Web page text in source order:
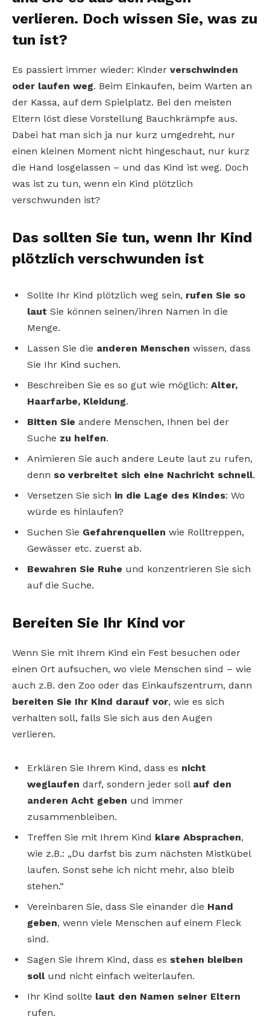
verlieren. Doch wissen Sie, was zu
tun ist?
Es passiert immer wieder: Kinder verschwinden
oder laufen weg. Beim Einkaufen, beim Warten an
der Kassa, auf dem Spielplatz. Bei den meisten
Eltern löst diese Vorstellung Bauchkrämpfe aus.
Dabei hat man sich ja nur kurz umgedreht, nur
einen kleinen Moment nicht hingeschaut, nur kurz
die Hand losgelassen – und das Kind ist weg. Doch
was ist zu tun, wenn ein Kind plötzlich
verschwunden ist?
Das sollten Sie tun, wenn Ihr Kind
plötzlich verschwunden ist
Sollte Ihr Kind plötzlich weg sein, rufen Sie so
laut Sie können seinen/ihren Namen in die
Menge.
Lassen Sie die anderen Menschen wissen, dass
Sie Ihr Kind suchen.
Beschreiben Sie es so gut wie möglich: Alter,
Haarfarbe, Kleidung.
Bitten Sie andere Menschen, Ihnen bei der
Suche zu helfen.
Animieren Sie auch andere Leute laut zu rufen,
denn so verbreitet sich eine Nachricht schnell.
Versetzen Sie sich in die Lage des Kindes: Wo
würde es hinlaufen?
Suchen Sie Gefahrenquellen wie Rolltreppen,
Gewässer etc. zuerst ab.
Bewahren Sie Ruhe und konzentrieren Sie sich
auf die Suche.
Bereiten Sie Ihr Kind vor
Wenn Sie mit Ihrem Kind ein Fest besuchen oder
einen Ort aufsuchen, wo viele Menschen sind – wie
auch z.B. den Zoo oder das Einkaufszentrum, dann
bereiten Sie Ihr Kind darauf vor, wie es sich
verhalten soll, falls Sie sich aus den Augen
verlieren.
Erklären Sie Ihrem Kind, dass es nicht
weglaufen darf, sondern jeder soll auf den
anderen Acht geben und immer
zusammenbleiben.
Treffen Sie mit Ihrem Kind klare Absprachen,
wie z.B.: „Du darfst bis zum nächsten Mistkübel
laufen. Sonst sehe ich nicht mehr, also bleib
stehen.“
Vereinbaren Sie, dass Sie einander die Hand
geben, wenn viele Menschen auf einem Fleck
sind.
Sagen Sie Ihrem Kind, dass es stehen bleiben
sollund nicht einfach weiterlaufen.
Ihr Kind sollte laut den Namen seiner Eltern
rufen.